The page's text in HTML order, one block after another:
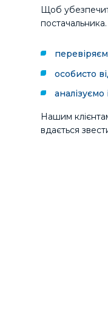
Щоб
особисто
Нашим
вдається